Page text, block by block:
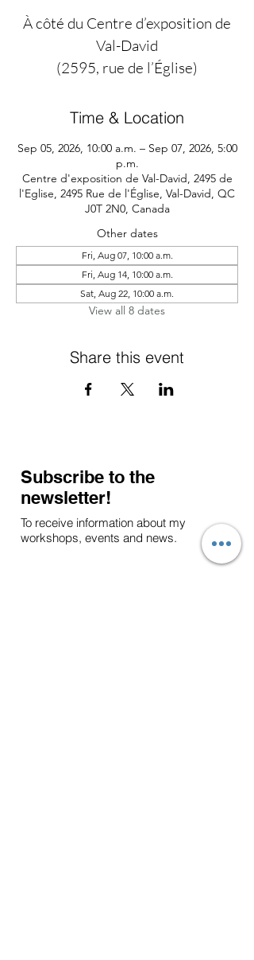
À côté du Centre d’exposition de
Val-David
(2595, rue de l’Église)
Time & Location
Sep 05, 2026, 10:00 a.m. – Sep 07, 2026, 5:00
p.m.
Centre d'exposition de Val-David, 2495 de
l'Eglise, 2495 Rue de l'Église, Val-David, QC
J0T 2N0, Canada
Other dates
Fri, Aug 07, 10:00 a.m.
Fri, Aug 14, 10:00 a.m.
Sat, Aug 22, 10:00 a.m.
View all 8 dates
Share this event
Subscribe to the
newsletter!
To receive information about my
workshops, events and news.